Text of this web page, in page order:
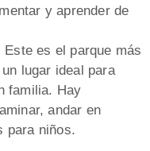
y aprender de
Este es el parque más
lugar ideal para
familia. Hay
andar en
para niños.